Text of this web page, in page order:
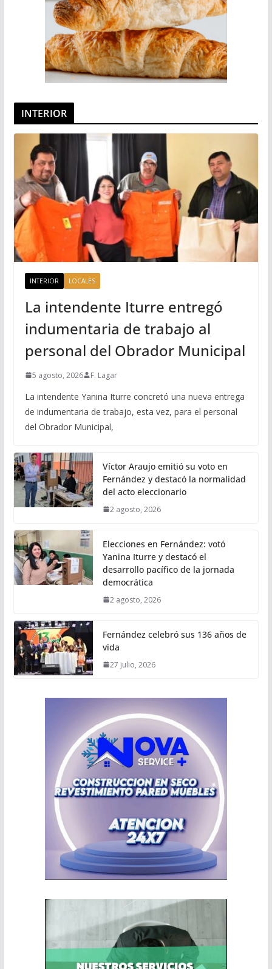
INTERIOR
INTERIOR LOCALES
La intendente Iturre entregó
indumentaria de trabajo al
personal del Obrador Municipal
5 agosto, 2026 F. Lagar
La intendente Yanina Iturre concretó una nueva entrega
de indumentaria de trabajo, esta vez, para el personal
del Obrador Municipal,
Víctor Araujo emitió su voto en
Fernández y destacó la normalidad
del acto eleccionario
2 agosto, 2026
Elecciones en Fernández: votó
Yanina Iturre y destacó el
desarrollo pacífico de la jornada
democrática
2 agosto, 2026
Fernández celebró sus 136 años de
vida
27 julio, 2026